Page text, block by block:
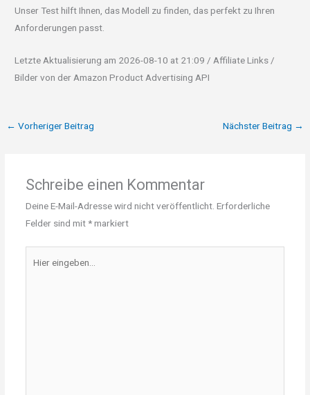
Unser Test hilft Ihnen, das Modell zu finden, das perfekt zu Ihren
Anforderungen passt.
Letzte Aktualisierung am 2026-08-10 at 21:09 / Affiliate Links /
Bilder von der Amazon Product Advertising API
← Vorheriger Beitrag Nächster Beitrag →
Schreibe einen Kommentar
Deine E-Mail-Adresse wird nicht veröffentlicht. Erforderliche
Felder sind mit*markiert
eingeben…